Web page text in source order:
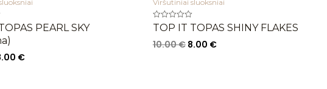
PEARL SKY
€
Viršutiniai sluoksniai
Įvertinimas:
0
iš
5
TOP IT TOPAS SHINY FLAKES
10.00€ 8.00 €